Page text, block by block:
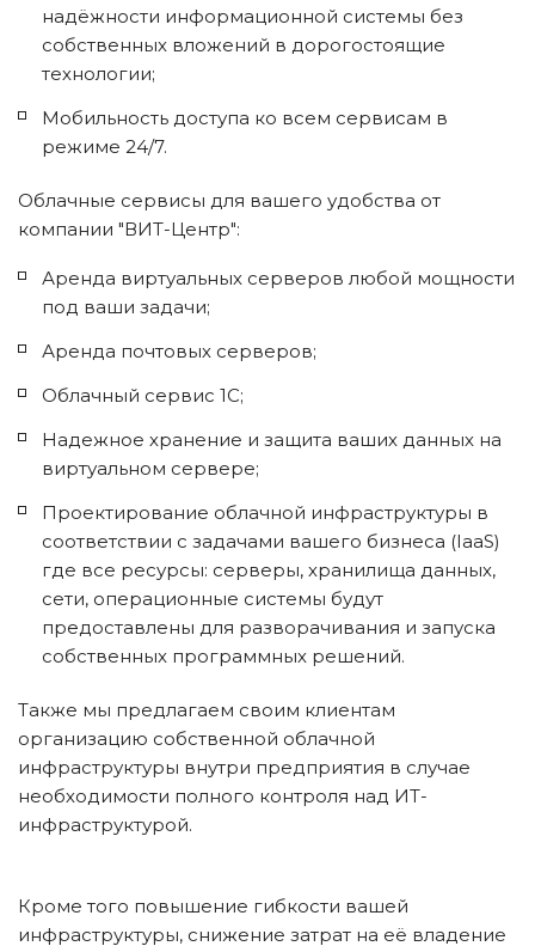
надёжности информационной системы без
собственных вложений в дорогостоящие
технологии;
Мобильность доступа ко всем сервисам в
режиме 24/7.
Облачные сервисы для вашего удобства от
компании "ВИТ-Центр":
Аренда виртуальных серверов любой мощности
под ваши задачи;
Аренда почтовых серверов;
Облачный сервис 1С;
Надежное хранение и защита ваших данных на
виртуальном сервере;
Проектирование облачной инфраструктуры в
соответствии с задачами вашего бизнеса (IaaS)
где все ресурсы: серверы, хранилища данных,
сети, операционные системы будут
предоставлены для разворачивания и запуска
собственных программных решений.
Также мы предлагаем своим клиентам
организацию собственной облачной
инфраструктуры внутри предприятия в случае
необходимости полного контроля над ИТ-
инфраструктурой.
Кроме того повышение гибкости вашей
инфраструктуры, снижение затрат на её владение